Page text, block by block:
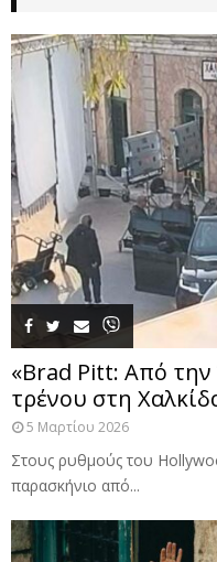
«Brad Pitt: Από
τρένου στη
5 Μαρτίου 2026
Στους ρυθμούς του
παρασκήνιο από...